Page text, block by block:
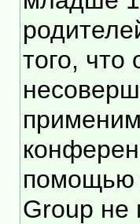
того,
помощью
Group не